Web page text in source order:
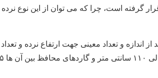
گرفته است، چرا که می‌ توان از این نوع
اندازه و تعداد معینی جهت ارتفاع نرده و